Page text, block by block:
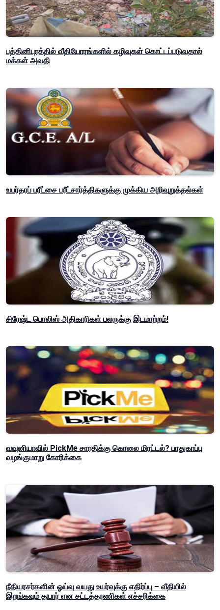
பத்தினிபுரத்தில் வீதியோரங்களில் கழிவுகள் கொட்டப்படுவதால்
மக்கள் அவதி
உயர்தரப் பரீட்சை பரீட்சார்த்திகளுக்கு முக்கிய அறிவுறுத்தல்கள்
சிரேஷ்ட பொலிஸ் அதிகாரிகள் பலருக்கு இடமாற்றம்!
வவுனியாவில் PickMe சாரதிக்கு கொலை மிரட்டல்? பாதுகாப்பு
வழங்குமாறு கோரிக்கை
நீதியரசர்களின் ஓய்வு வயது உயர்வுக்கு எதிர்ப்பு – வீதியில்
இறங்கவும் தயார் என சட்டத்தரணிகள் எச்சரிக்கை